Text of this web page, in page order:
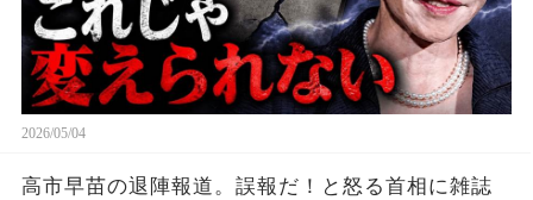
2026/05/04
高市早苗の退陣報道。誤報だ！と怒る首相に雑誌